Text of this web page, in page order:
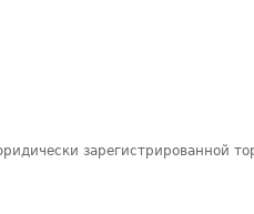
зарегистрированной